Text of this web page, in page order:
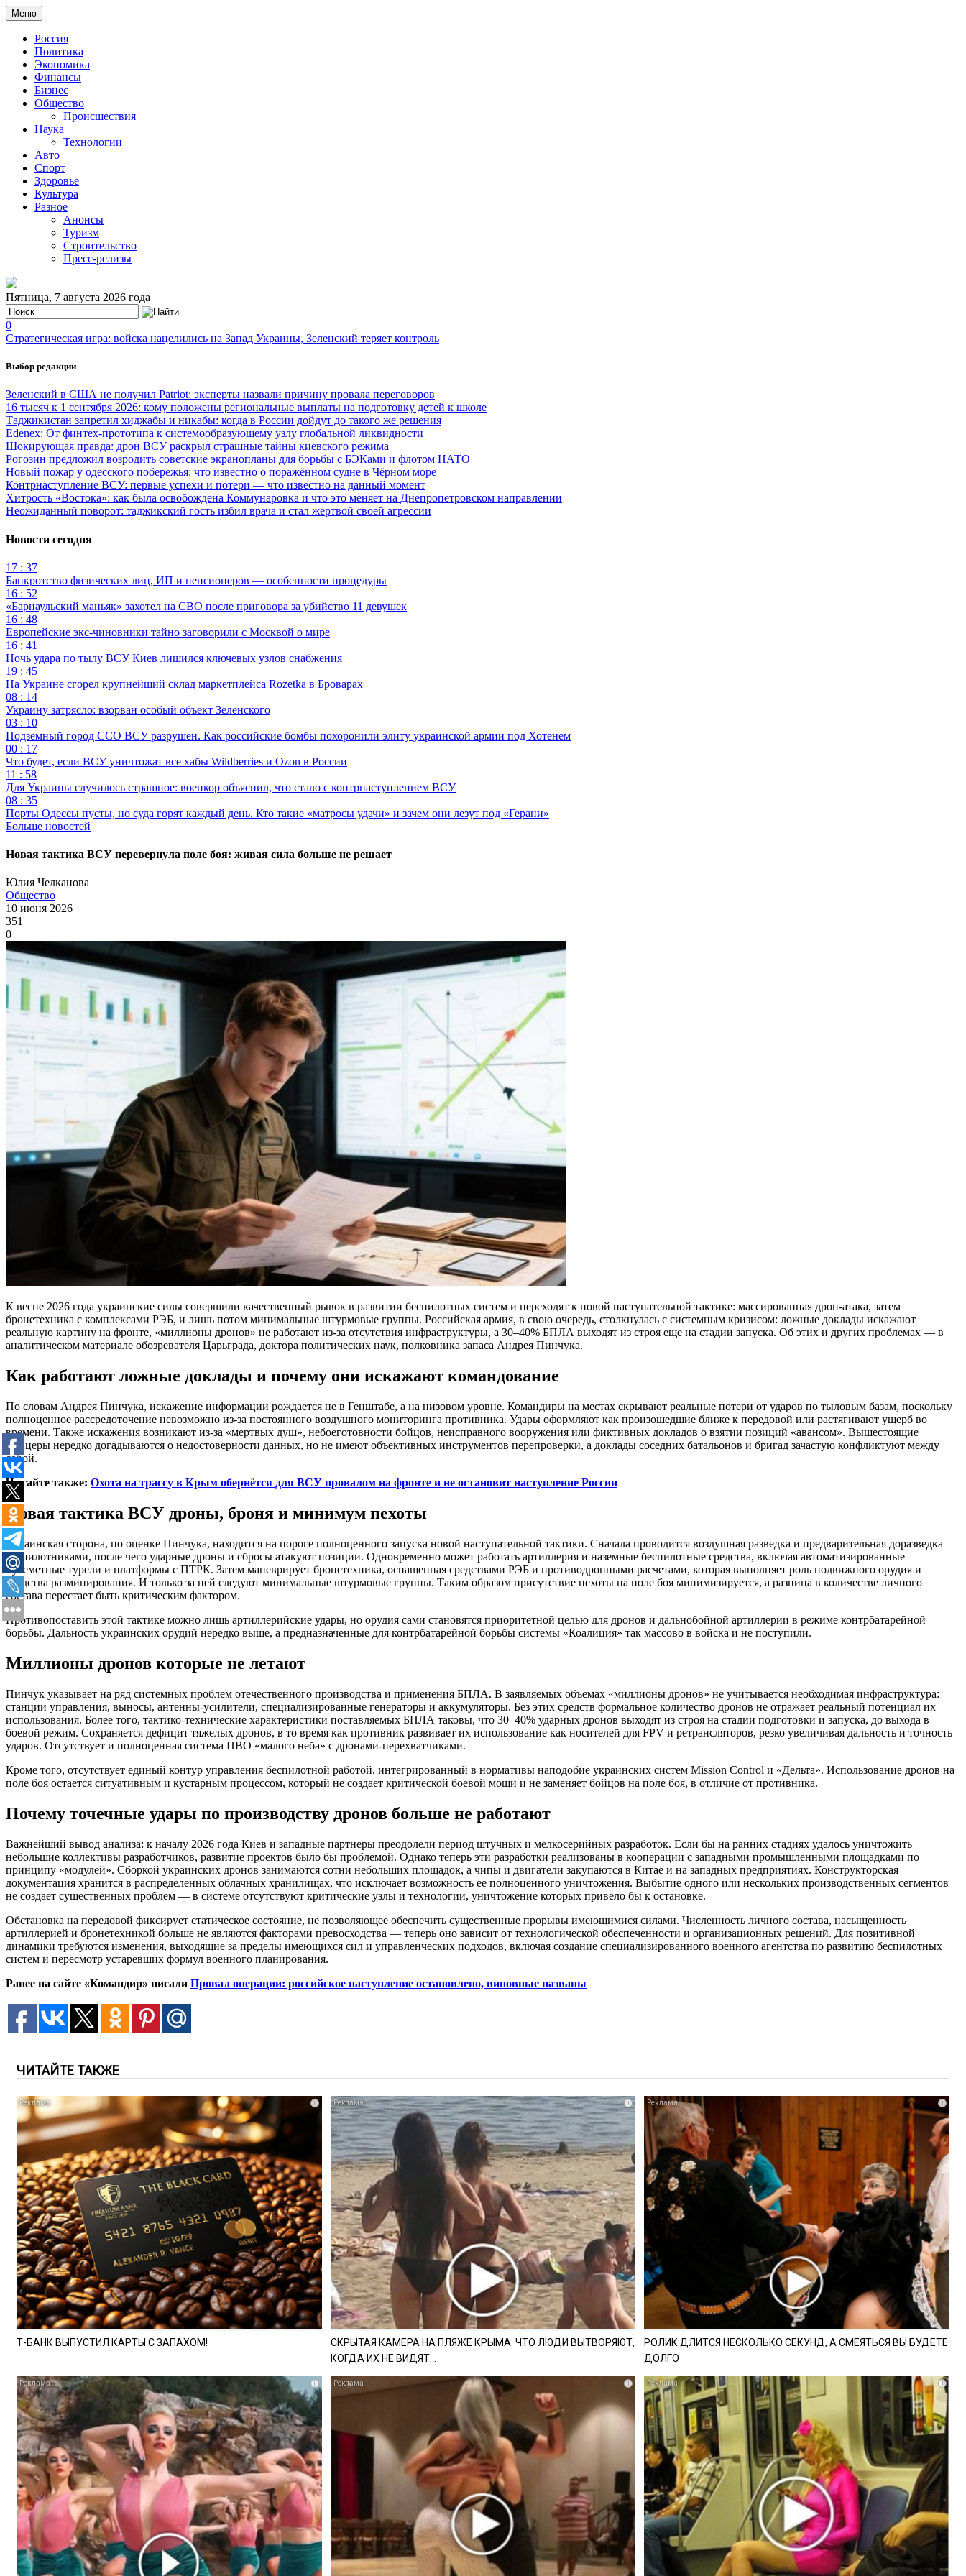
Меню
Россия
Политика
Экономика
Финансы
Бизнес
Общество
Происшествия
Наука
Технологии
Авто
Спорт
Здоровье
Культура
Разное
Анонсы
Туризм
Строительство
Пресс-релизы
Пятница, 7 августа 2026 года
0
Стратегическая игра: войска нацелились на Запад Украины, Зеленский теряет контроль
Выбор редакции
Зеленский в США не получил Patriot: эксперты назвали причину провала переговоров
16 тысяч к 1 сентября 2026: кому положены региональные выплаты на подготовку детей к школе
Таджикистан запретил хиджабы и никабы: когда в России дойдут до такого же решения
Edenex: От финтех-прототипа к системообразующему узлу глобальной ликвидности
Шокирующая правда: дрон ВСУ раскрыл страшные тайны киевского режима
Рогозин предложил возродить советские экранопланы для борьбы с БЭКами и флотом НАТО
Новый пожар у одесского побережья: что известно о поражённом судне в Чёрном море
Контрнаступление ВСУ: первые успехи и потери — что известно на данный момент
Хитрость «Востока»: как была освобождена Коммунаровка и что это меняет на Днепропетровском направлении
Неожиданный поворот: таджикский гость избил врача и стал жертвой своей агрессии
Новости сегодня
17 : 37
Банкротство физических лиц, ИП и пенсионеров — особенности процедуры
16 : 52
«Барнаульский маньяк» захотел на СВО после приговора за убийство 11 девушек
16 : 48
Европейские экс-чиновники тайно заговорили с Москвой о мире
16 : 41
Ночь удара по тылу ВСУ Киев лишился ключевых узлов снабжения
19 : 45
На Украине сгорел крупнейший склад маркетплейса Rozetka в Броварах
08 : 14
Украину затрясло: взорван особый объект Зеленского
03 : 10
Подземный город ССО ВСУ разрушен. Как российские бомбы похоронили элиту украинской армии под Хотенем
00 : 17
Что будет, если ВСУ уничтожат все хабы Wildberries и Ozon в России
11 : 58
Для Украины случилось страшное: военкор объяснил, что стало с контрнаступлением ВСУ
08 : 35
Порты Одессы пусты, но суда горят каждый день. Кто такие «матросы удачи» и зачем они лезут под «Герани»
Больше новостей
Новая тактика ВСУ перевернула поле боя: живая сила больше не решает
Юлия Челканова
Общество
10 июня 2026
351
0
К весне 2026 года украинские силы совершили качественный рывок в развитии беспилотных систем и переходят к новой наступательной тактике: массированная дрон-атака, затем
бронетехника с комплексами РЭБ, и лишь потом минимальные штурмовые группы. Российская армия, в свою очередь, столкнулась с системным кризисом: ложные доклады искажают
реальную картину на фронте, «миллионы дронов» не работают из-за отсутствия инфраструктуры, а 30–40% БПЛА выходят из строя еще на стадии запуска. Об этих и других проблемах — в
аналитическом материале обозревателя Царьграда, доктора политических наук, полковника запаса Андрея Пинчука.
Как работают ложные доклады и почему они искажают командование
По словам Андрея Пинчука, искажение информации рождается не в Генштабе, а на низовом уровне. Командиры на местах скрывают реальные потери от ударов по тыловым базам, поскольку
полноценное рассредоточение невозможно из-за постоянного воздушного мониторинга противника. Удары оформляют как произошедшие ближе к передовой или растягивают ущерб во
времени. Также искажения возникают из-за «мертвых душ», небоеготовности бойцов, неисправного вооружения или фиктивных докладов о взятии позиций «авансом». Вышестоящие
офицеры нередко догадываются о недостоверности данных, но не имеют объективных инструментов перепроверки, а доклады соседних батальонов и бригад зачастую конфликтуют между
собой.
Читайте также: Охота на трассу в Крым обернётся для ВСУ провалом на фронте и не остановит наступление России
Новая тактика ВСУ дроны, броня и минимум пехоты
Украинская сторона, по оценке Пинчука, находится на пороге полноценного запуска новой наступательной тактики. Сначала проводится воздушная разведка и предварительная доразведка
беспилотниками, после чего ударные дроны и сбросы атакуют позиции. Одновременно может работать артиллерия и наземные беспилотные средства, включая автоматизированные
пулеметные турели и платформы с ПТРК. Затем маневрирует бронетехника, оснащенная средствами РЭБ и противодронными расчетами, которая выполняет роль подвижного орудия и
средства разминирования. И только за ней следуют минимальные штурмовые группы. Таким образом присутствие пехоты на поле боя минимизируется, а разница в количестве личного
состава перестает быть критическим фактором.
Противопоставить этой тактике можно лишь артиллерийские удары, но орудия сами становятся приоритетной целью для дронов и дальнобойной артиллерии в режиме контрбатарейной
борьбы. Дальность украинских орудий нередко выше, а предназначенные для контрбатарейной борьбы системы «Коалиция» так массово в войска и не поступили.
Миллионы дронов которые не летают
Пинчук указывает на ряд системных проблем отечественного производства и применения БПЛА. В заявляемых объемах «миллионы дронов» не учитывается необходимая инфраструктура:
станции управления, выносы, антенны-усилители, специализированные генераторы и аккумуляторы. Без этих средств формальное количество дронов не отражает реальный потенциал их
использования. Более того, тактико-технические характеристики поставляемых БПЛА таковы, что 30–40% ударных дронов выходят из строя на стадии подготовки и запуска, до выхода в
боевой режим. Сохраняется дефицит тяжелых дронов, в то время как противник развивает их использование как носителей для FPV и ретрансляторов, резко увеличивая дальность и точность
ударов. Отсутствует и полноценная система ПВО «малого неба» с дронами-перехватчиками.
Кроме того, отсутствует единый контур управления беспилотной работой, интегрированный в нормативы наподобие украинских систем Mission Control и «Дельта». Использование дронов на
поле боя остается ситуативным и кустарным процессом, который не создает критической боевой мощи и не заменяет бойцов на поле боя, в отличие от противника.
Почему точечные удары по производству дронов больше не работают
Важнейший вывод анализа: к началу 2026 года Киев и западные партнеры преодолели период штучных и мелкосерийных разработок. Если бы на ранних стадиях удалось уничтожить
небольшие коллективы разработчиков, развитие проектов было бы проблемой. Однако теперь эти разработки реализованы в кооперации с западными промышленными площадками по
принципу «модулей». Сборкой украинских дронов занимаются сотни небольших площадок, а чипы и двигатели закупаются в Китае и на западных предприятиях. Конструкторская
документация хранится в распределенных облачных хранилищах, что исключает возможность ее полноценного уничтожения. Выбытие одного или нескольких производственных сегментов
не создает существенных проблем — в системе отсутствуют критические узлы и технологии, уничтожение которых привело бы к остановке.
Обстановка на передовой фиксирует статическое состояние, не позволяющее обеспечить существенные прорывы имеющимися силами. Численность личного состава, насыщенность
артиллерией и бронетехникой больше не являются факторами превосходства — теперь оно зависит от технологической обеспеченности и организационных решений. Для позитивной
динамики требуются изменения, выходящие за пределы имеющихся сил и управленческих подходов, включая создание специализированного военного агентства по развитию беспилотных
систем и пересмотр устаревших формул военного планирования.
Ранее на сайте «Командир» писали Провал операции: российское наступление остановлено, виновные названы
ЧИТАЙТЕ ТАКЖЕ
i
Т-БАНК ВЫПУСТИЛ КАРТЫ С ЗАПАХОМ!
i
СКРЫТАЯ КАМЕРА НА ПЛЯЖЕ КРЫМА: ЧТО ЛЮДИ ВЫТВОРЯЮТ,
КОГДА ИХ НЕ ВИДЯТ...
i
РОЛИК ДЛИТСЯ НЕСКОЛЬКО СЕКУНД, А СМЕЯТЬСЯ ВЫ БУДЕТЕ
ДОЛГО
i i i